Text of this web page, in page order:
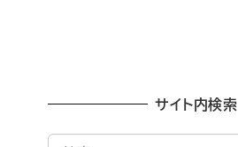
サイト内検索